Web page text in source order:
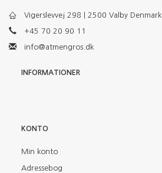
Vigerslevvej 298 | 2500 Valby Denmark
+45 70 20 90 11
info@atmengros.dk
INFORMATIONER
KONTO
Min konto
Adressebog